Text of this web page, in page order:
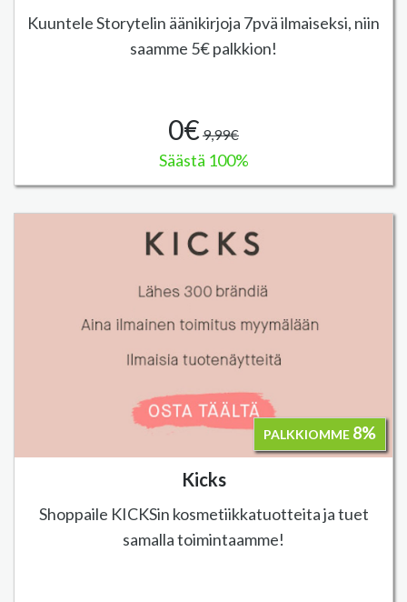
Kuuntele Storytelin äänikirjoja 7pvä ilmaiseksi, niin
saamme 5€ palkkion!
0€ 9,99€
Säästä 100%
PALKKIOMME 8%
Kicks
Shoppaile KICKSin kosmetiikkatuotteita ja tuet
samalla toimintaamme!